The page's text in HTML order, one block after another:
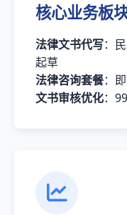
核心业务板
法律文书代写：
起草
法律咨询套餐：
文书审核优化：